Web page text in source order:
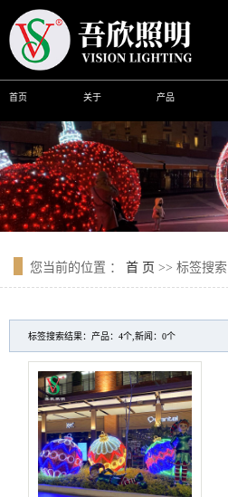
首页 关于 产品
您当前的位置 ： 首 页 >> 标签搜索
标签搜索结果：产品：4个,新闻：0个